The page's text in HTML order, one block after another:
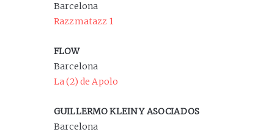
Barcelona
Razzmatazz 1
FLOW
Barcelona
La (2) de Apolo
GUILLERMO KLEIN Y ASOCIADOS
Barcelona